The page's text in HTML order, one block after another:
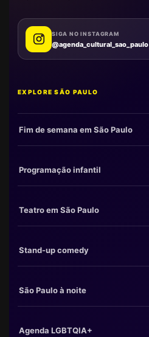
SIGA NO INSTAGRAM
@agenda_cultural_sao_paulo
EXPLORE SÃO PAULO
Fim de semana em São Paulo
Programação infantil
Teatro em São Paulo
Stand-up comedy
São Paulo à noite
Agenda LGBTQIA+